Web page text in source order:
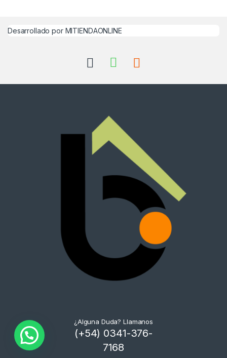
Desarrollado por MITIENDAONLINE
¿Alguna Duda? Llamanos
(+54) 0341-376-
7168